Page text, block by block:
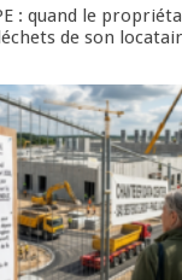
: quand le
de son